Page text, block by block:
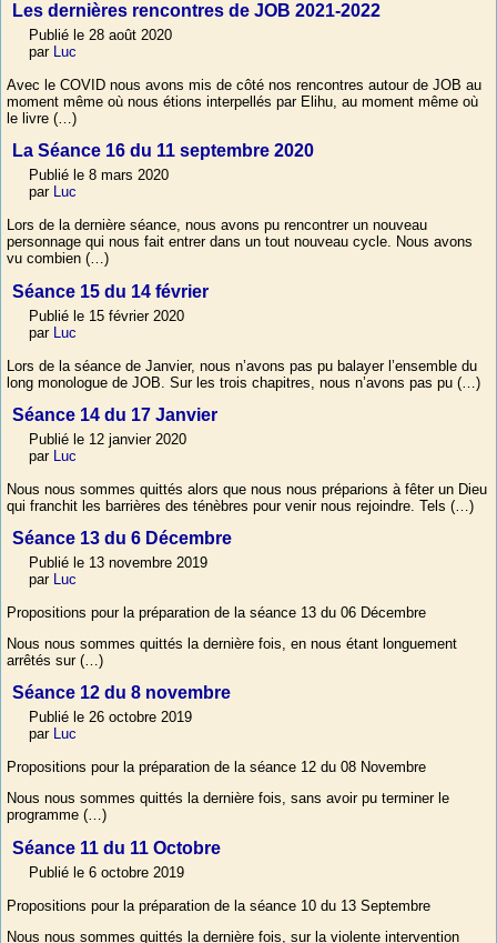
Les dernières rencontres de JOB 2021-2022
Publié le 28 août 2020
par Luc
Avec le COVID nous avons mis de côté nos rencontres autour de JOB au
moment même où nous étions interpellés par Elihu, au moment même où
le livre (…)
La Séance 16 du 11 septembre 2020
Publié le 8 mars 2020
par Luc
Lors de la dernière séance, nous avons pu rencontrer un nouveau
personnage qui nous fait entrer dans un tout nouveau cycle. Nous avons
vu combien (…)
Séance 15 du 14 février
Publié le 15 février 2020
par Luc
Lors de la séance de Janvier, nous n’avons pas pu balayer l’ensemble du
long monologue de JOB. Sur les trois chapitres, nous n’avons pas pu (…)
Séance 14 du 17 Janvier
Publié le 12 janvier 2020
par Luc
Nous nous sommes quittés alors que nous nous préparions à fêter un Dieu
qui franchit les barrières des ténèbres pour venir nous rejoindre. Tels (…)
Séance 13 du 6 Décembre
Publié le 13 novembre 2019
par
Luc
Propositions pour la préparation de la séance 13 du 06 Décembre
Nous nous sommes quittés la dernière fois, en nous étant longuement
arrêtés sur (…)
Séance 12 du 8 novembre
Publié le 26 octobre 2019
par Luc
Propositions pour la préparation de la séance 12 du 08 Novembre
Nous nous sommes quittés la dernière fois, sans avoir pu terminer le
programme (…)
Séance 11 du 11 Octobre
Publié le 6 octobre 2019
Propositions pour la préparation de la séance 10 du 13 Septembre
Nous nous sommes quittés la dernière fois, sur la violente intervention